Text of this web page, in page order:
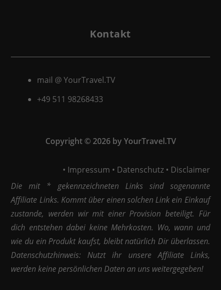
Kontakt
mail @ YourTravel.TV
+49 511 98268433
Copyright © 2026 by YourTravel.TV
• Impressum • Datenschutz• Disclaimer
Die mit * gekennzeichneten Links sind sogenannte
Affiliate Links. Kommt über einen solchen Link ein Einkauf
zustande, werden wir mit einer Provision beteiligt. Für
dich entstehen dabei keine Mehrkosten. Wo, wann und
wie du ein Produkt kaufst, bleibt natürlich Dir überlassen.
Datenschutzhinweis: Nutzt ihr unsere Affiliate Links,
werden keine persönlichen Daten an uns weitergegeben!